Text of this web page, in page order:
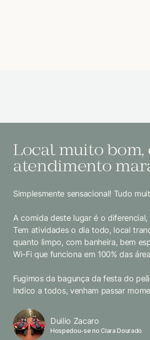
Local muito
atendimento
Simplesmente sensacional! Tudo
A comida deste lugar é o
Tem atividades o dia todo, local
quanto limpo, com banheira, bem
Wi-Fi que funciona em 100% das
Fugimos da bagunça da festa do
Indico a todos, venham passar
Duilio Zacaro
Hospedou-se no Clara Dourado